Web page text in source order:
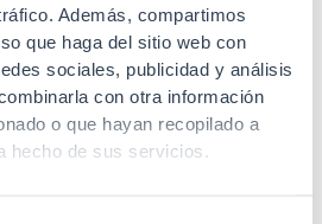
Además, compartimos
que haga del sitio web con
sociales, publicidad y análisis
con otra información
o que hayan recopilado a
hecho de sus servicios.
UL94-V0